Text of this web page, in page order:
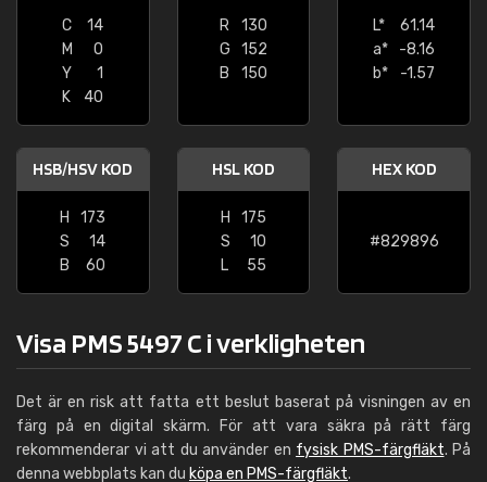
C
14
M
0
Y
1
K
40
R
130
G
152
B
150
L*
61.14
a*
-8.16
b*
-1.57
HSB/HSV KOD
H
173
S
14
B
60
HSL KOD
H
175
S
10
L
55
HEX KOD
#829896
Visa PMS 5497 C i verkligheten
Det är en risk att fatta ett beslut baserat på visningen av en
färg på en digital skärm. För att vara säkra på rätt färg
rekommenderar vi att du använder en fysisk PMS-färgfläkt. På
denna webbplats kan du köpa en PMS-färgfläkt.